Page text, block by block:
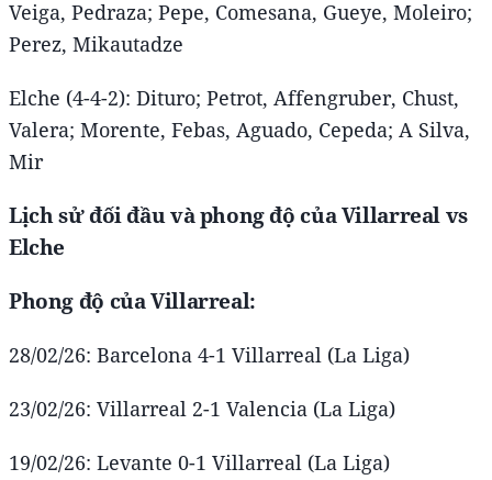
Veiga, Pedraza; Pepe, Comesana, Gueye, Moleiro;
Perez, Mikautadze
Elche (4-4-2): Dituro; Petrot, Affengruber, Chust,
Valera; Morente, Febas, Aguado, Cepeda; A Silva,
Mir
Lịch sử đối đầu và phong độ của Villarreal vs
Elche
Phong độ của Villarreal:
28/02/26: Barcelona 4-1 Villarreal (La Liga)
23/02/26: Villarreal 2-1 Valencia (La Liga)
19/02/26: Levante 0-1 Villarreal (La Liga)